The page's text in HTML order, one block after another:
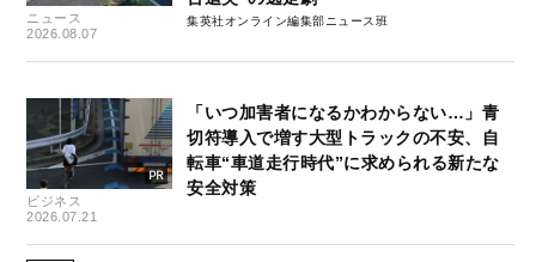
ニュース
2026.08.07
集英社オンライン編集部ニュース班
ビジネス
2026.07.21
「いつ加害者になるかわからない…」青
切符導入で増す大型トラックの不安、自
転車“車道走行時代”に求められる新たな
安全対策